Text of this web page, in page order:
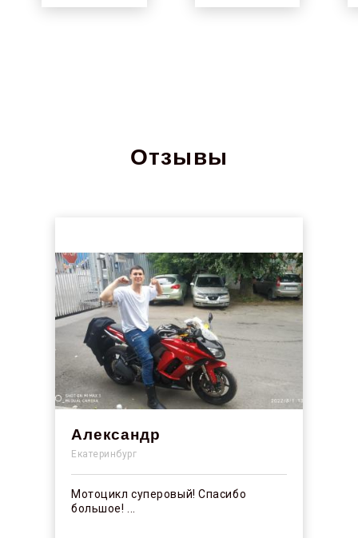
Отзывы
Александр
Екатеринбург
Мотоцикл суперовый! Спасибо
большое! ...